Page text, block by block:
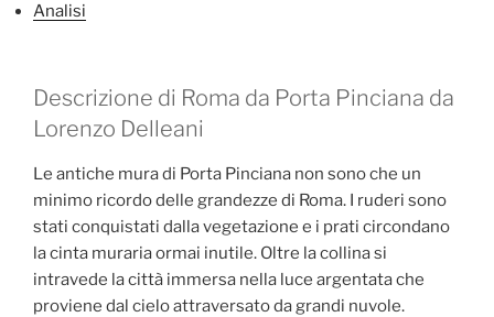
Analisi
Descrizione di Roma da Porta Pinciana da
Lorenzo Delleani
Le antiche mura di Porta Pinciana non sono che un
minimo ricordo delle grandezze di Roma. I ruderi sono
stati conquistati dalla vegetazione e i prati circondano
la cinta muraria ormai inutile. Oltre la collina si
intravede la città immersa nella luce argentata che
proviene dal cielo attraversato da grandi nuvole.